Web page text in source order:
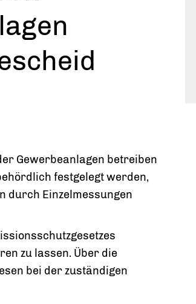
Gewerbeanlagen betreiben
festgelegt werden,
durch Einzelmessungen
zu lassen. Über die
bei der zuständigen